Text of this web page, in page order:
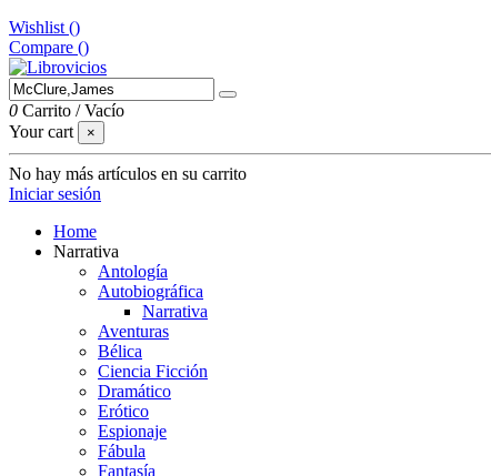
Wishlist ()
Compare ()
0 Carrito /Vacío
Your cart
×
No hay más artículos en su carrito
Iniciar sesión
Home
Narrativa
Antología
Autobiográfica
Narrativa
Aventuras
Bélica
Ciencia Ficción
Dramático
Erótico
Espionaje
Fábula
Fantasía